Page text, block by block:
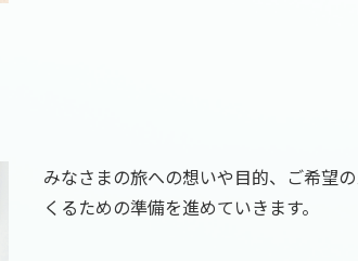
みなさまの旅への想いや目的、ご希望
くるための準備を進めていきます。